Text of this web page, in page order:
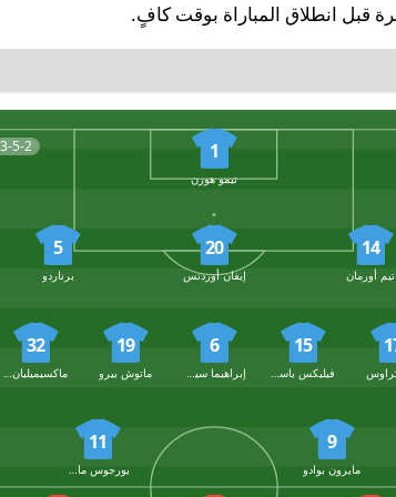
قبل انطلاق المباراة بوقت كافٍ.
3-5-2 1
تيمو هورن
14
تيم أورمان
20
إيفان أوردتس
5
برناردو
15
6
19
ماتوش بيرو
32
ماكسيميليان ويتك
9
مايرون بوادو
11
يورجوس ماسوراس